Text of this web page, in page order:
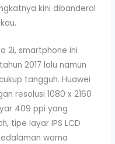
kini dibanderol
2i, smartphone ini
2017 lalu namun
tangguh. Huawei
resolusi 1080 x 2160
409 ppi yang
tipe layar IPS LCD
warna